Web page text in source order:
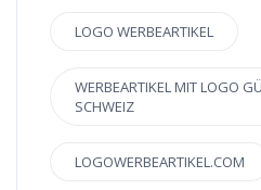
LOGO WERBEARTIKEL
WERBEARTIKEL MIT LOGO
SCHWEIZ
LOGOWERBEARTIKEL.COM